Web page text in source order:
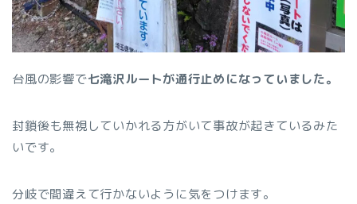
台風の影響で七滝沢ルートが通行止めになっていました。
封鎖後も無視していかれる方がいて事故が起きているみた
いです。
分岐で間違えて行かないように気をつけます。